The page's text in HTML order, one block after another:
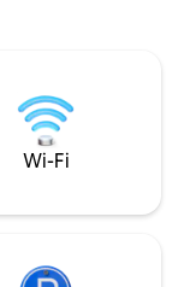
リーなど、探索す
ります。
Wi-Fi